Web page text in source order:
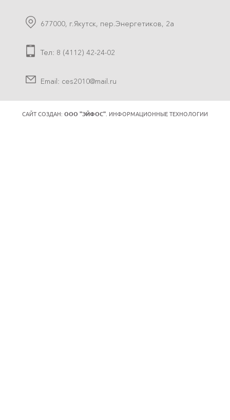
677000, г.Якутск, пер.Энергетиков, 2а
Тел: 8 (4112) 42-24-02
Email: ces2010@mail.ru
САЙТ СОЗДАН: ООО "ЭЙФОС" . ИНФОРМАЦИОННЫЕ ТЕХНОЛОГИИ